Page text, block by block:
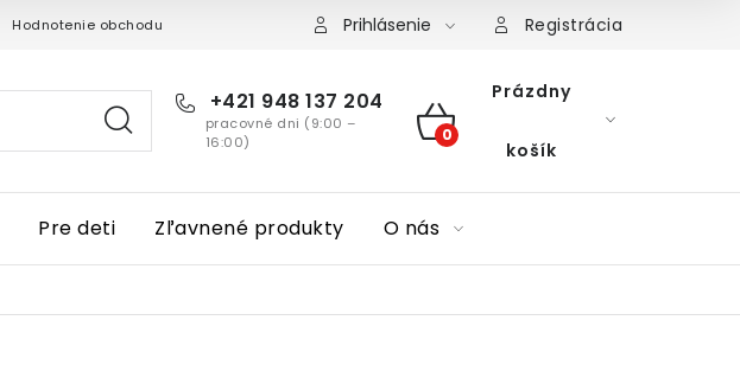
Hodnotenie obchodu Prihlásenie Registrácia
+421 948 137 204
pracovné dni (9:00 –
16:00)
NÁKUPNÝ
Prázdny
košík
Pre deti Zľavnené produkty O nás